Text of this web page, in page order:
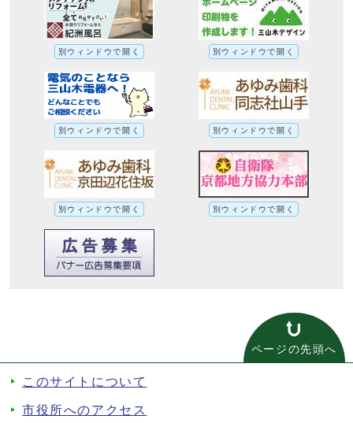
別ウィンドウで開く 別ウィンドウで開く
別ウィンドウで開く 別ウィンドウで開く
別ウィンドウで開く 別ウィンドウで開く
ページの先頭へ
このサイトについて
市役所へのアクセス